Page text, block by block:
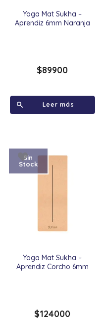
Yoga Mat Sukha –
Aprendiz 6mm Naranja
$89900
Leer más
Yoga Mat Sukha –
Aprendiz Corcho 6mm
Sin
Stock
$124000